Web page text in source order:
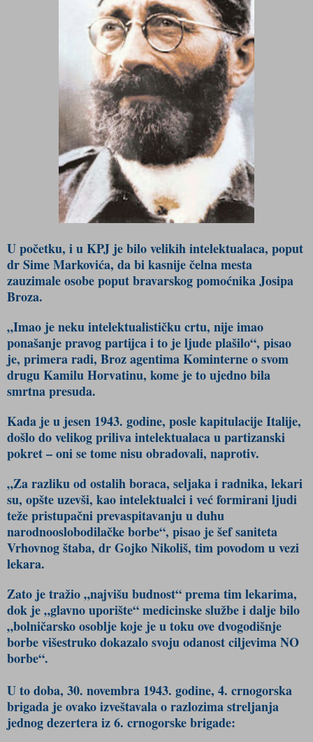
U početku, i u KPJ je bilo velikih intelektualaca, poput
dr Sime Markovića, da bi kasnije čelna mesta
zauzimale osobe poput bravarskog pomoćnika Josipa
Broza.
„Imao je neku intelektualističku crtu, nije imao
ponašanje pravog partijca i to je ljude plašilo“, pisao
je, primera radi, Broz agentima Kominterne o svom
drugu Kamilu Horvatinu, kome je to ujedno bila
smrtna presuda.
Kada je u jesen 1943. godine, posle kapitulacije Italije,
došlo do velikog priliva intelektualaca u partizanski
pokret – oni se tome nisu obradovali, naprotiv.
„Za razliku od ostalih boraca, seljaka i radnika, lekari
su, opšte uzevši, kao intelektualci i već formirani ljudi
teže pristupačni prevaspitavanju u duhu
narodnooslobodilačke borbe“, pisao je šef saniteta
Vrhovnog štaba, dr Gojko Nikoliš, tim povodom u vezi
lekara.
Zato je tražio „najvišu budnost“ prema tim lekarima,
dok je „glavno uporište“ medicinske službe i dalje bilo
„bolničarsko osoblje koje je u toku ove dvogodišnje
borbe višestruko dokazalo svoju odanost ciljevima NO
borbe“.
U to doba, 30. novembra 1943. godine, 4. crnogorska
brigada je ovako izveštavala o razlozima streljanja
jednog dezertera iz 6. crnogorske brigade: